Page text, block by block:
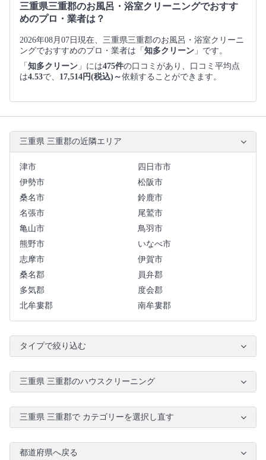
三重県三重郡のお風呂・浴室クリーニングでおすす
めのプロ・業者は？
2026年08月07日現在、三重県三重郡のお風呂・浴室クリーニ
ングでおすすめのプロ・業者は「知多クリーン 」です。
「知多クリーン 」には475件の口コミがあり、口コミ平均点
は4.53で、 17,514円(税込)～依頼することができます。
三重県 三重郡の近隣エリア
津市
四日市市
伊勢市
松阪市
桑名市
鈴鹿市
名張市
尾鷲市
亀山市
鳥羽市
熊野市
いなべ市
志摩市
伊賀市
桑名郡
員弁郡
多気郡
度会郡
北牟婁郡
南牟婁郡
タイプで絞り込む
三重県 三重郡のハウスクリーニング
三重県 三重郡で カテゴリーを選択し直す
都道府県へ戻る